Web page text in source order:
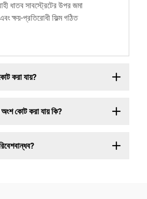
ধাতব সাবস্ট্রেটের উপর জমা
ক্ষয়-প্রতিরোধী ফিল্ম গঠিত
করা যায়?
কোট করা যায় কি?